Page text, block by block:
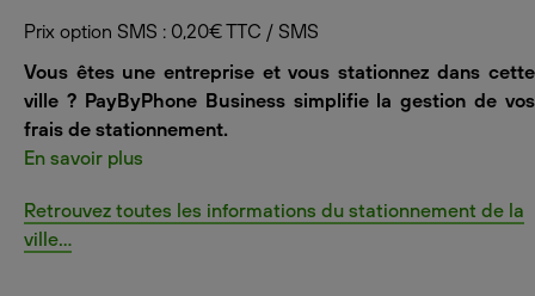
Prix option SMS : 0,20€ TTC / SMS
Vous êtes une entreprise et vous stationnez dans cette
ville ? PayByPhone Business simplifie la gestion de vos
frais de stationnement.
En savoir plus
Retrouvez toutes les informations du stationnement de la
ville...